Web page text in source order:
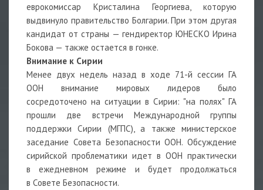
еврокомиссар Кристалина Георгиева, которую
выдвинуло правительство Болгарии. При этом другая
кандидат от страны — гендиректор ЮНЕСКО Ирина
Бокова — также остается в гонке.
Внимание к Сирии
Менее двух недель назад в ходе 71-й сессии ГА
ООН внимание мировых лидеров было
сосредоточено на ситуации в Сирии: "на полях" ГА
прошли две встречи Международной группы
поддержки Сирии (МГПС), а также министерское
заседание Совета Безопасности ООН. Обсуждение
сирийской проблематики идет в ООН практически
в ежедневном режиме и будет продолжаться
в Совете Безопасности.